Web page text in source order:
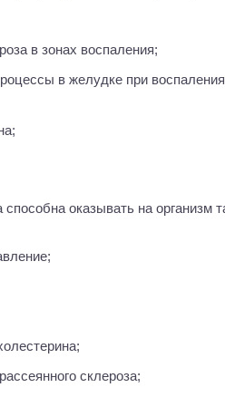
в зонах воспаления;
оказывать на организм
склероза;